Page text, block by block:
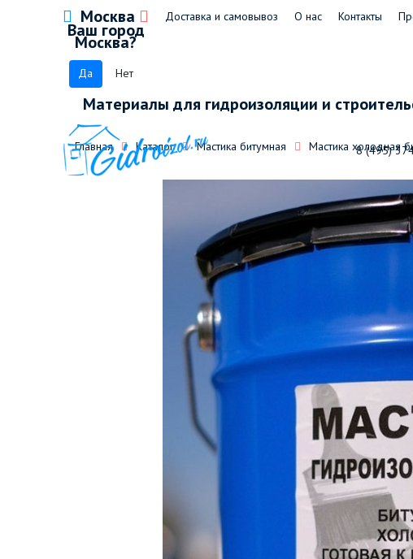
Москва
Ваш город
Москва?
Да Нет
Доставка и самовывоз О нас Контакты
Материалы для гидроизоляции и
8 (495)
Главная Каталог Мастика битумная Мастика холодная